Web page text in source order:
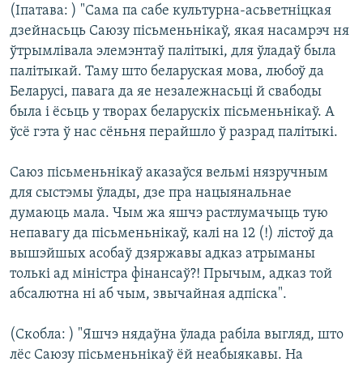
(Іпатава: ) "Сама па сабе культурна-асьветніцкая
дзейнасьць Саюзу пісьменьнікаў, якая насамрэч ня
ўтрымлівала элемэнтаў палітыкі, для ўладаў была
палітыкай. Таму што беларуская мова, любоў да
Беларусі, павага да яе незалежнасьці й свабоды
была і ёсьць у творах беларускіх пісьменьнікаў. А
ўсё гэта ў нас сёньня перайшло ў разрад палітыкі.
Саюз пісьменьнікаў аказаўся вельмі нязручным
для сыстэмы ўлады, дзе пра нацыянальнае
думаюць мала. Чым жа яшчэ растлумачыць тую
непавагу да пісьменьнікаў, калі на 12 (!) лістоў да
вышэйшых асобаў дзяржавы адказ атрыманы
толькі ад міністра фінансаў?! Прычым, адказ той
абсалютна ні аб чым, звычайная адпіска".
(Скобла: ) "Яшчэ нядаўна ўлада рабіла выгляд, што
лёс Саюзу пісьменьнікаў ёй неабыякавы. На